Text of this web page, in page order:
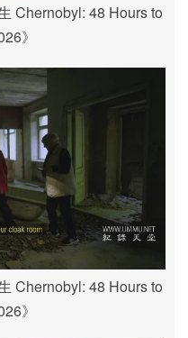
Chernobyl: 48 Hours to
》
Chernobyl: 48 Hours to
》